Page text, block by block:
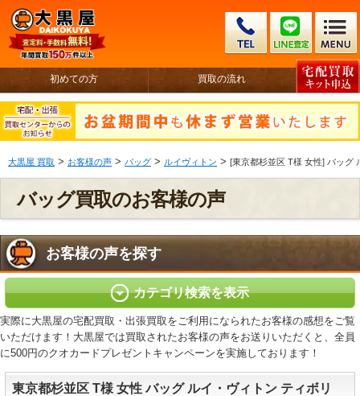
初めての方 買取の流れ
大黒屋 買取 > お客様の声 > バッグ > ルイヴィトン > [東京都杉並区 T様 女性] バッグ
バッグ買取のお客様の声
お客様の声を探す
カテゴリ検索を表示
実際に大黒屋の宅配買取・出張買取をご利用になられたお客様の感想をご覧
いただけます！大黒屋では買取されたお客様の声をお送りいただくと、全員
に500円のクオカードプレゼントキャンペーンを実施しております！
東京都杉並区 T様 女性 バッグ ルイ・ヴィトン ティボリ